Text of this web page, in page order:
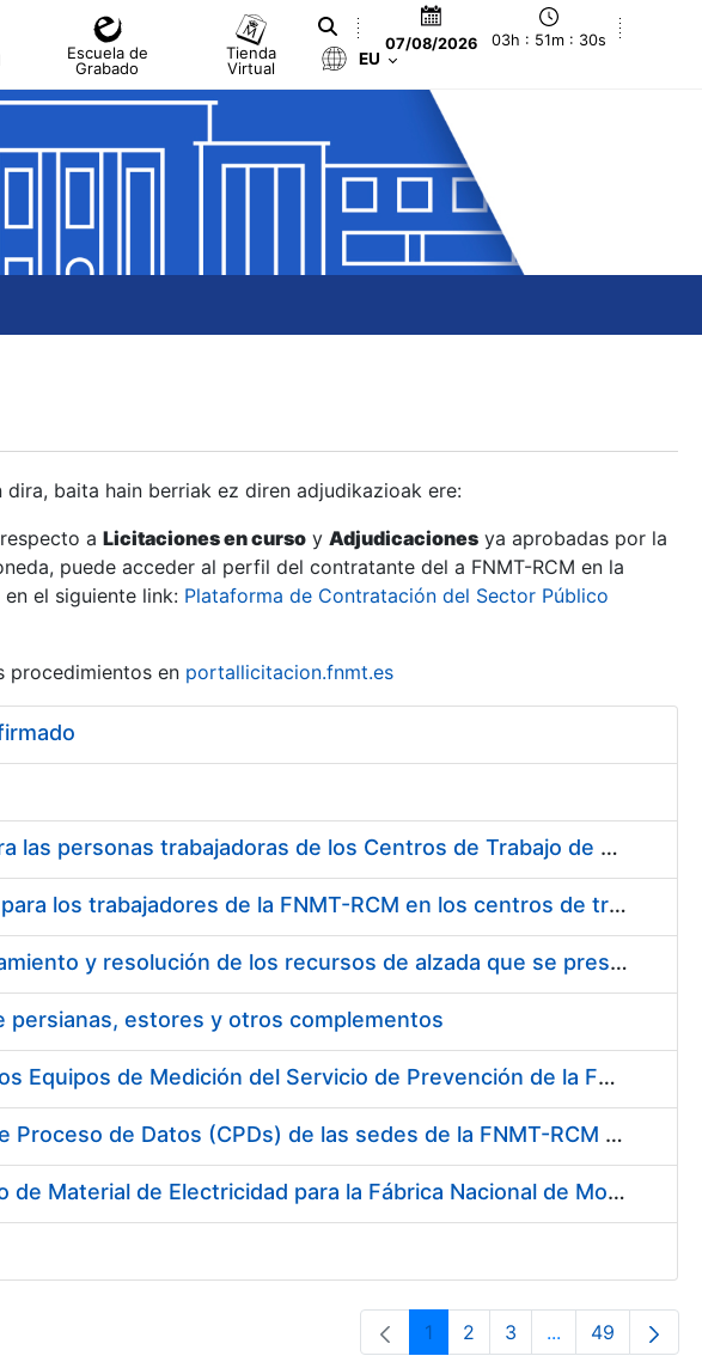
Escuela de
Grabado
Tienda
Virtual
07/08/2026 03h : 51m : 31s
EU
baita hain berriak ez diren adjudikazioak ere:
a Licitaciones en curso y Adjudicaciones ya aprobadas por la
puede acceder al perfil del contratante del a FNMT-RCM en la
el siguiente link: Plataforma de Contratación del Sector Público
procedimientos en portallicitacion.fnmt.es
Suministro de Protectores Auditivos a medida para las personas trabajadoras de los Centros de Trabajo de Madrid y Burgos
Suministro de gafas graduadas antiproyecciones para los trabajadores de la FNMT-RCM en los centros de trabajo de Madrid y Burgos
Servicios de una empresa externa para el asesoramiento y resolución de los recursos de alzada que se presentan relacionados con procesos de selección para la FNMT-RCM
persianas, estores y otros complementos
Servicio de Calibración y Verificación Externa de los Equipos de Medición del Servicio de Prevención de la FNMT-RCM
Conexión mediante Fibra Óptica de los Centros de Proceso de Datos (CPDs) de las sedes de la FNMT-RCM de Burgos y Madrid
Contratación de acuerdo marco para el Suministro de Material de Electricidad para la Fábrica Nacional de Moneda y Timbre-Real Casa de la Moneda en su centro de trabajo de Burgos
Orrialdea
1 Orrialdea
2 Orrialdea
3 ...Intermediate
Orrialdea
49